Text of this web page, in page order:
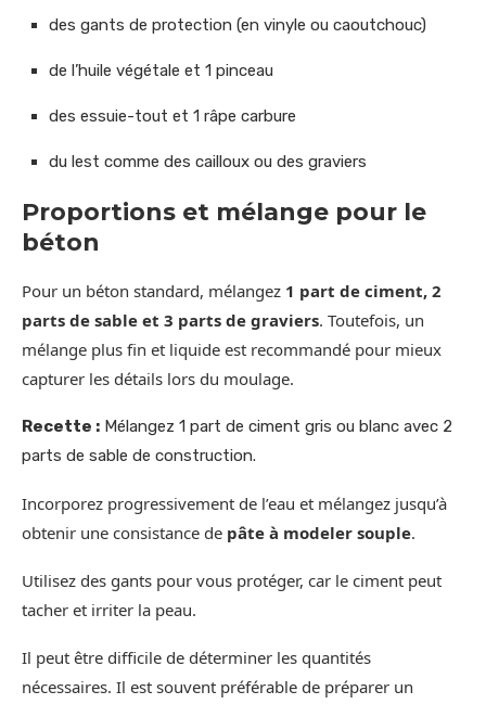
des gants de protection (en vinyle ou caoutchouc)
de l’huile végétale et 1 pinceau
des essuie-tout et 1 râpe carbure
du lest comme des cailloux ou des graviers
Proportions et mélange pour le
béton
Pour un béton standard, mélangez 1 part de ciment, 2
parts de sable et 3 parts de graviers. Toutefois, un
mélange plus fin et liquide est recommandé pour mieux
capturer les détails lors du moulage.
Recette : Mélangez 1 part de ciment gris ou blanc avec 2
parts de sable de construction.
Incorporez progressivement de l’eau et mélangez jusqu’à
obtenir une consistance de pâte à modeler souple.
Utilisez des gants pour vous protéger, car le ciment peut
tacher et irriter la peau.
Il peut être difficile de déterminer les quantités
nécessaires. Il est souvent préférable de préparer un